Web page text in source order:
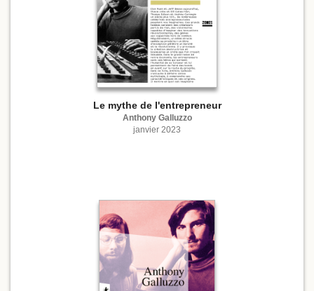
Le mythe de l'entrepreneur
Anthony Galluzzo
janvier 2023